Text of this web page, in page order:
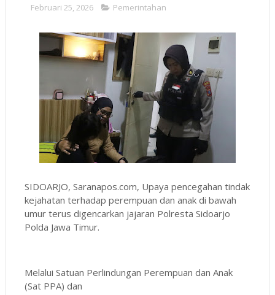
Februari 25, 2026 Pemerintahan
SIDOARJO, Saranapos.com, Upaya pencegahan tindak
kejahatan terhadap perempuan dan anak di bawah
umur terus digencarkan jajaran Polresta Sidoarjo
Polda Jawa Timur.
Melalui Satuan Perlindungan Perempuan dan Anak
(Sat PPA) dan